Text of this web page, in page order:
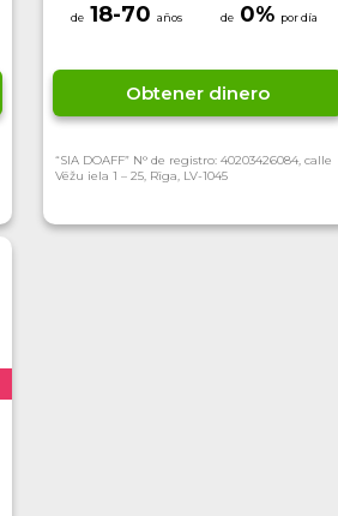
18-70 0%
Obtener dinero
“SIA DOAFF” N° de registro: 40203426084, calle
Vēžu iela 1 – 25, Rīga, LV-1045